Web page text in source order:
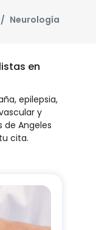
Neurología
en
epilepsia,
y
Angeles
cita.